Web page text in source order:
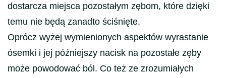
dostarcza miejsca pozostałym zębom, które dzięki
temu nie będą zanadto ściśnięte.
Oprócz wyżej wymienionych aspektów wyrastanie
ósemki i jej późniejszy nacisk na pozostałe zęby
może powodować ból. Co też ze zrozumiałych